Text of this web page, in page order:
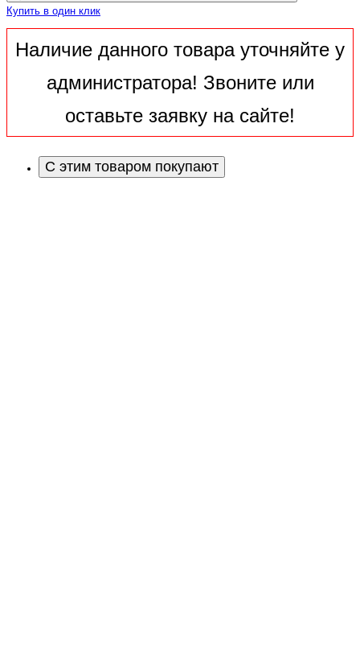
Купить в один клик
Наличие данного товара уточняйте у
администратора! Звоните или
оставьте заявку на сайте!
С этим товаром покупают